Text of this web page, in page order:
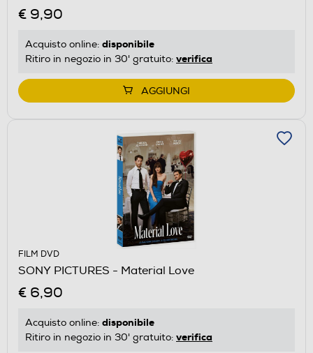
€ 9,90
Acquisto online: disponibile
Ritiro in negozio in 30' gratuito: verifica
AGGIUNGI
FILM DVD
SONY PICTURES - Material Love
€ 6,90
Acquisto online: disponibile
Ritiro in negozio in 30' gratuito: verifica